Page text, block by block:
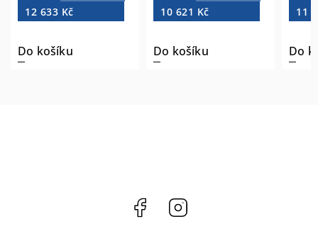
12 633 Kč
Do košíku
10 621 Kč
Do košíku
11
Do
Facebook